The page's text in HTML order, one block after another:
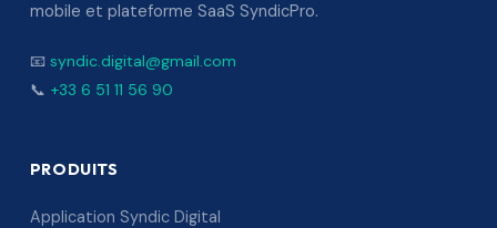
mobile et plateforme SaaS SyndicPro.
📧 syndic.digital@gmail.com
📞 +33 6 51 11 56 90
PRODUITS
Application Syndic Digital